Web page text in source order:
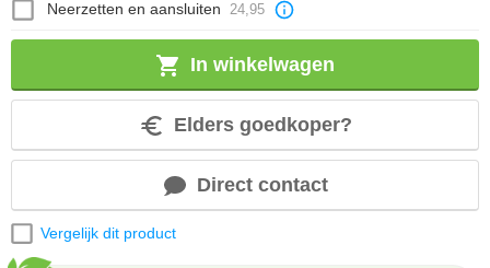
Neerzetten en aansluiten 24,95
In winkelwagen
Elders goedkoper?
Direct contact
Vergelijk dit product